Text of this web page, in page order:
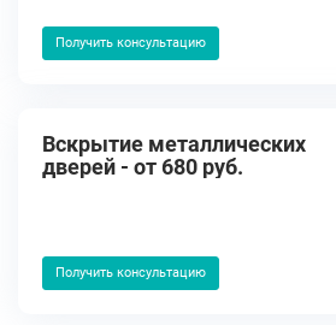
Получить консультацию
Вскрытие металлических
дверей - от 680 руб.
Получить консультацию